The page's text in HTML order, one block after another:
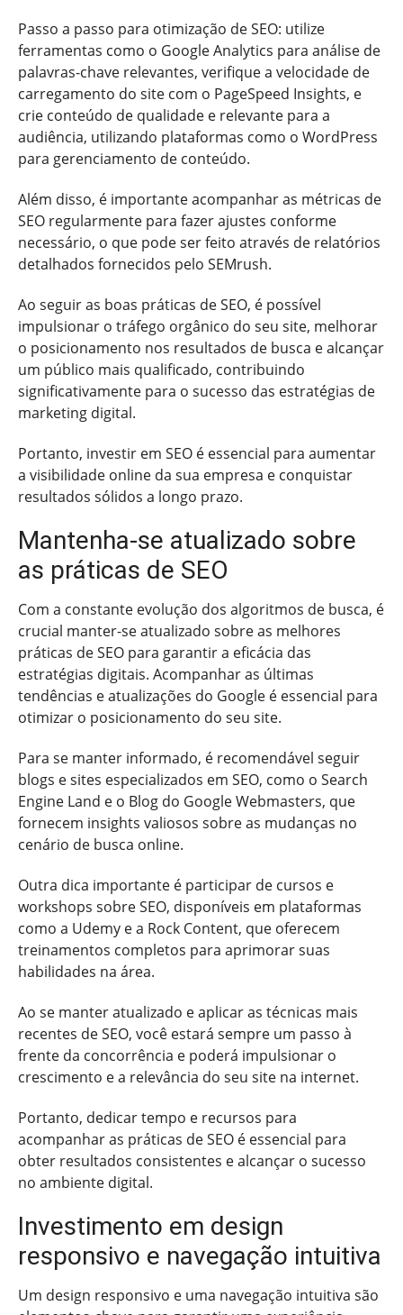
Passo a passo para otimização de SEO: utilize
ferramentas como o Google Analytics para análise de
palavras-chave relevantes, verifique a velocidade de
carregamento do site com o PageSpeed Insights, e
crie conteúdo de qualidade e relevante para a
audiência, utilizando plataformas como o WordPress
para gerenciamento de conteúdo.
Além disso, é importante acompanhar as métricas de
SEO regularmente para fazer ajustes conforme
necessário, o que pode ser feito através de relatórios
detalhados fornecidos pelo SEMrush.
Ao seguir as boas práticas de SEO, é possível
impulsionar o tráfego orgânico do seu site, melhorar
o posicionamento nos resultados de busca e alcançar
um público mais qualificado, contribuindo
significativamente para o sucesso das estratégias de
marketing digital.
Portanto, investir em SEO é essencial para aumentar
a visibilidade online da sua empresa e conquistar
resultados sólidos a longo prazo.
Mantenha-se atualizado sobre
as práticas de SEO
Com a constante evolução dos algoritmos de busca, é
crucial manter-se atualizado sobre as melhores
práticas de SEO para garantir a eficácia das
estratégias digitais. Acompanhar as últimas
tendências e atualizações do Google é essencial para
otimizar o posicionamento do seu site.
Para se manter informado, é recomendável seguir
blogs e sites especializados em SEO, como o Search
Engine Land e o Blog do Google Webmasters, que
fornecem insights valiosos sobre as mudanças no
cenário de busca online.
Outra dica importante é participar de cursos e
workshops sobre SEO, disponíveis em plataformas
como a Udemy e a Rock Content, que oferecem
treinamentos completos para aprimorar suas
habilidades na área.
Ao se manter atualizado e aplicar as técnicas mais
recentes de SEO, você estará sempre um passo à
frente da concorrência e poderá impulsionar o
crescimento e a relevância do seu site na internet.
Portanto, dedicar tempo e recursos para
acompanhar as práticas de SEO é essencial para
obter resultados consistentes e alcançar o sucesso
no ambiente digital.
Investimento em design
responsivo e navegação intuitiva
Um design responsivo e uma navegação intuitiva são